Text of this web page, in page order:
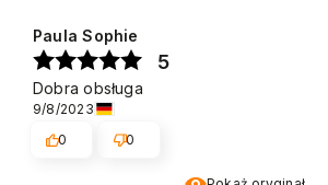
Paula Sophie
5
Dobra obsługa
9/8/2023
0
0